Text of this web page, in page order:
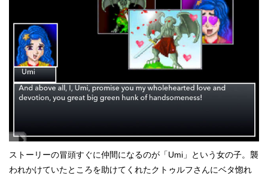
ストーリーの冒頭すぐに仲間になるのが「Umi」という女の子。襲
われかけていたところを助けてくれたクトゥルフさんにベタ惚れ